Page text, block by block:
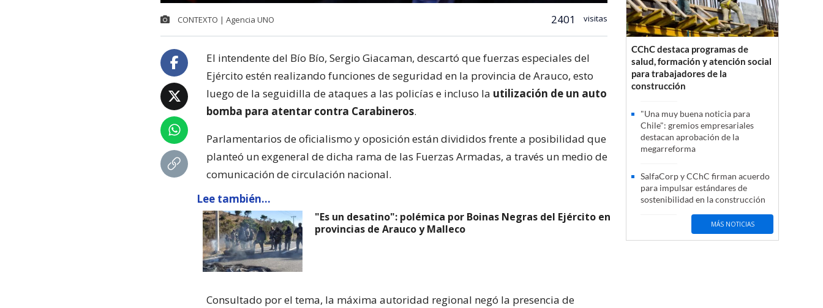
CONTEXTO | Agencia UNO 2401 visitas
El intendente del Bío Bío, Sergio Giacaman, descartó que fuerzas especiales del
Ejército estén realizando funciones de seguridad en la provincia de Arauco, esto
luego de la seguidilla de ataques a las policías e incluso la utilización de un auto
bomba para atentar contra Carabineros.
Parlamentarios de oficialismo y oposición están divididos frente a posibilidad que
planteó un exgeneral de dicha rama de las Fuerzas Armadas, a través un medio de
comunicación de circulación nacional.
Lee también...
"Es un desatino": polémica por Boinas Negras del Ejército en
provincias de Arauco y Malleco
Consultado por el tema, la máxima autoridad regional negó la presencia de
CChC destaca programas de
salud, formación y atención social
para trabajadores de la
construcción
"Una muy buena noticia para
Chile": gremios empresariales
destacan aprobación de la
megarreforma
SalfaCorp y CChC firman acuerdo
para impulsar estándares de
sostenibilidad en la construcción
MÁS NOTICIAS